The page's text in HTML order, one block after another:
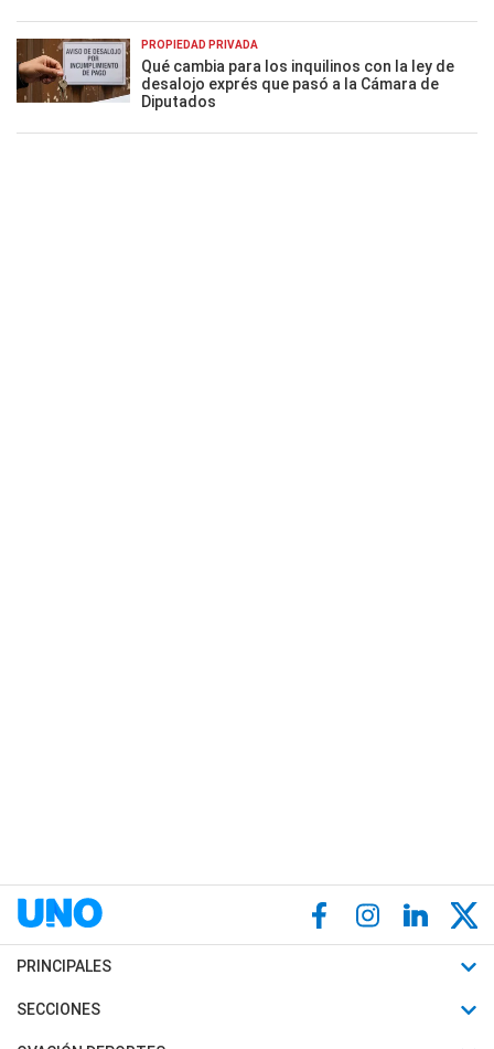
PROPIEDAD PRIVADA
Qué cambia para los inquilinos con la ley de
desalojo exprés que pasó a la Cámara de
Diputados
PRINCIPALES
Últimas Noticias
Política
SECCIONES